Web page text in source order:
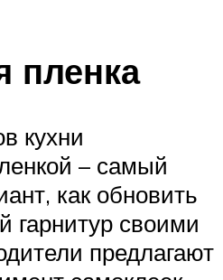
пленка
кухни
– самый
как обновить
гарнитур своими
предлагают